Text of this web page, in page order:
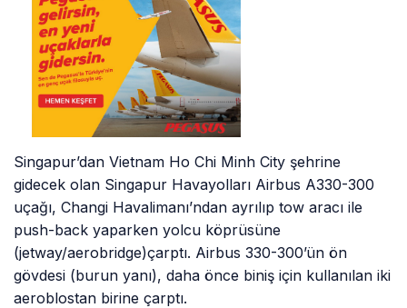
Singapur’dan Vietnam Ho Chi Minh City şehrine
gidecek olan Singapur Havayolları Airbus A330-300
uçağı, Changi Havalimanı’ndan ayrılıp tow aracı ile
push-back yaparken yolcu köprüsüne
(jetway/aerobridge)çarptı. Airbus 330-300’ün ön
gövdesi (burun yanı), daha önce biniş için kullanılan iki
aeroblostan birine çarptı.